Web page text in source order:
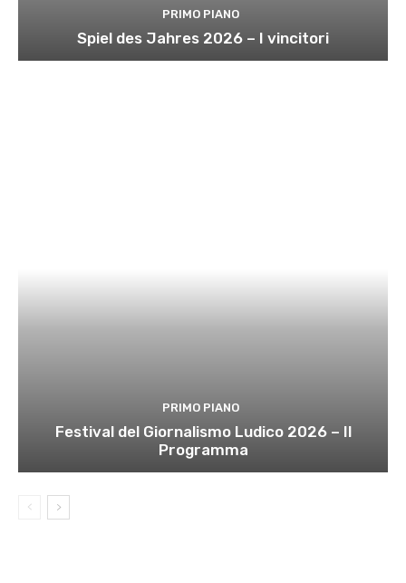
PRIMO PIANO
Spiel des Jahres 2026 – I vincitori
PRIMO PIANO
Festival del Giornalismo Ludico 2026 – Il
Programma